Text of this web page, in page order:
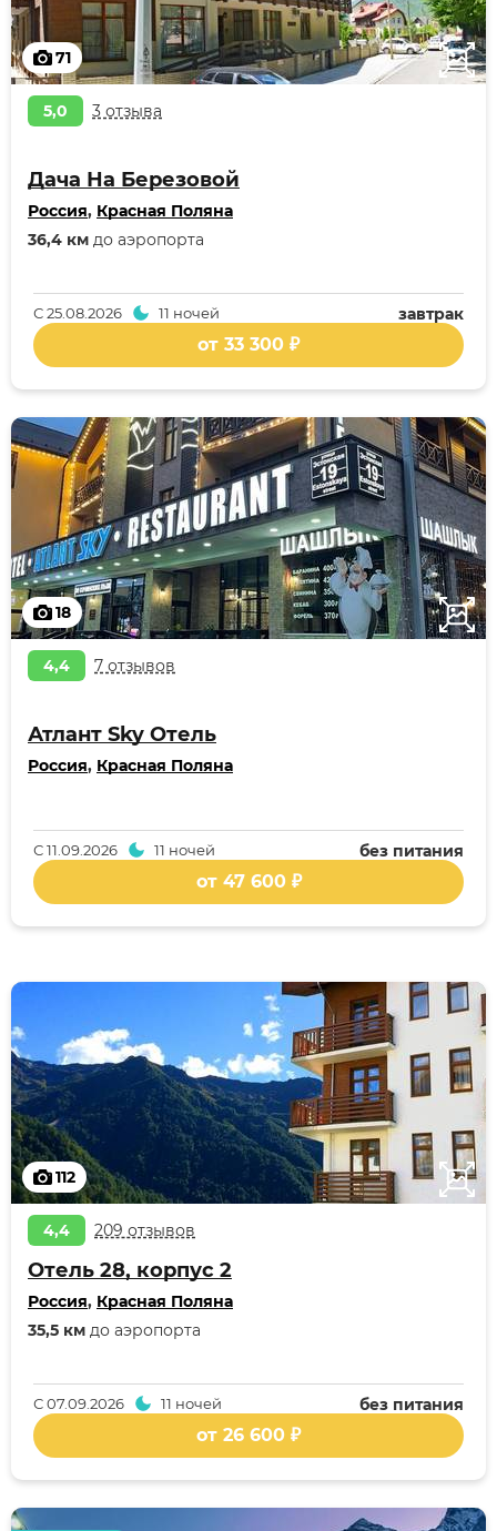
71
5,0 3 отзыва
Дача На Березовой
Россия, Красная Поляна
36,4 км до аэропорта
завтрак
С25.08.2026 11 ночей
от 33 300 ₽
18
4,4 7 отзывов
Атлант Sky Отель
Россия, Красная Поляна
без питания
С11.09.2026 11 ночей
от 47 600 ₽
112
4,4 209 отзывов
Отель 28, корпус 2
Россия, Красная Поляна
35,5 км до аэропорта
без питания
С07.09.2026 11 ночей
от 26 600 ₽